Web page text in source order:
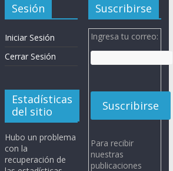
Sesión
Iniciar Sesión
Cerrar Sesión
Estadísticas
del sitio
Hubo un problema
con la
recuperación de
Suscribirse
Ingresa tu correo:
Para recibir
nuestras
publicaciones